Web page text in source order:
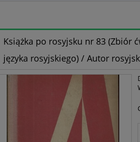
Książka po rosyjsku nr 83 (Zbiór
języka rosyjskiego) / Autor